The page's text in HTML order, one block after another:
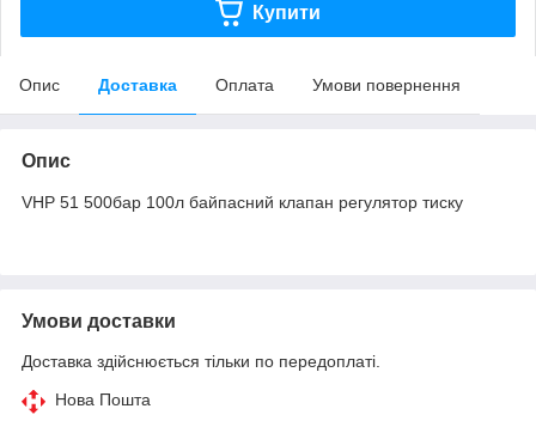
Купити
Опис Доставка Оплата Умови повернення
Опис
VHP 51 500бар 100л байпасний клапан регулятор тиску
Умови доставки
Доставка здійснюється тільки по передоплаті.
Нова Пошта